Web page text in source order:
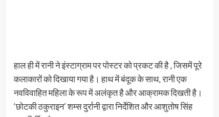
हाल ही में रानी ने इंस्टाग्राम पर पोस्टर को प्रकट की है , जिसमें पूरे
कलाकारों को दिखाया गया है। हाथ में बंदूक के साथ, रानी एक
नवविवाहित महिला के रूप में अलंकृत है और आक्रामक दिखती है।
‘छोटकी ठकुराइन’ शम्स दुर्रानी द्वारा निर्देशित और आशुतोष सिंह